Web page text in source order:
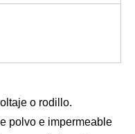
o rodillo.
polvo e impermeable